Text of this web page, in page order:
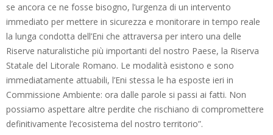
se ancora ce ne fosse bisogno, l’urgenza di un intervento
immediato per mettere in sicurezza e monitorare in tempo reale
la lunga condotta dell’Eni che attraversa per intero una delle
Riserve naturalistiche più importanti del nostro Paese, la Riserva
Statale del Litorale Romano. Le modalità esistono e sono
immediatamente attuabili, l’Eni stessa le ha esposte ieri in
Commissione Ambiente: ora dalle parole si passi ai fatti. Non
possiamo aspettare altre perdite che rischiano di compromettere
definitivamente l’ecosistema del nostro territorio”.